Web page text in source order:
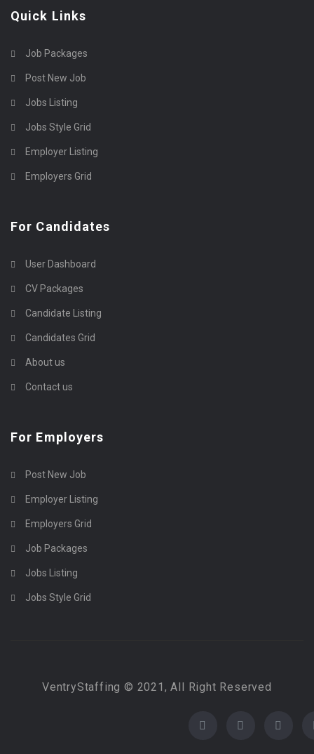
Quick Links
Job Packages
Post New Job
Jobs Listing
Jobs Style Grid
Employer Listing
Employers Grid
For Candidates
User Dashboard
CV Packages
Candidate Listing
Candidates Grid
About us
Contact us
For Employers
Post New Job
Employer Listing
Employers Grid
Job Packages
Jobs Listing
Jobs Style Grid
VentryStaffing © 2021, All Right Reserved